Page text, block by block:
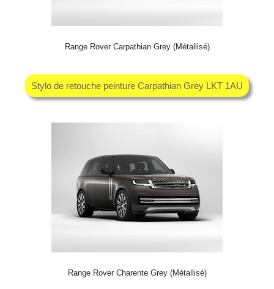
Range Rover Carpathian Grey (Métallisé)
Stylo de retouche peinture Carpathian Grey LKT 1AU
Range Rover Charente Grey (Métallisé)